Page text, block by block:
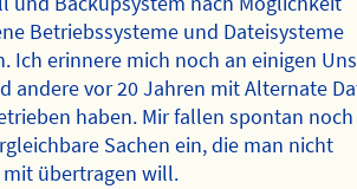
Betriebssysteme und Dateisysteme
Ich erinnere mich noch an einigen
andere vor 20 Jahren mit Alternate
haben. Mir fallen spontan noch
Sachen ein, die man nicht
übertragen will.